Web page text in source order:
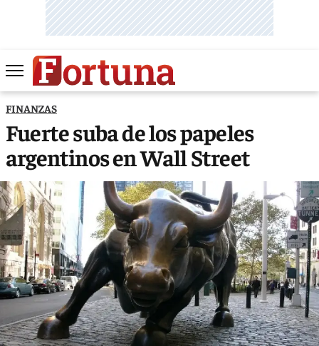
FINANZAS
Fuerte suba de los papeles
argentinos en Wall Street